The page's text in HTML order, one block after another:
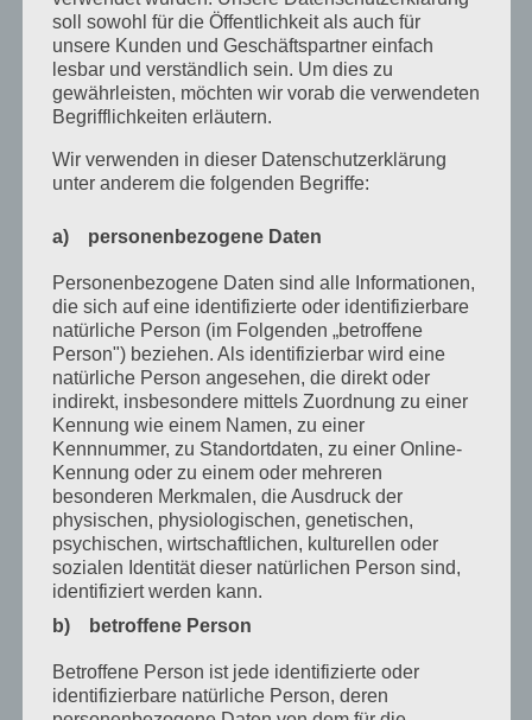
Dezember 2022
November 2022
Oktober 2022
August 2022
Juli 2022
Februar 2022
Januar 2022
Dezember 2021
Oktober 2021
September 2021
Mai 2021
März 2021
Oktober 2020
soll sowohl für die Öffentlichkeit als auch für
unsere Kunden und Geschäftspartner einfach
lesbar und verständlich sein. Um dies zu
gewährleisten, möchten wir vorab die verwendeten
Begrifflichkeiten erläutern.
Wir verwenden in dieser Datenschutzerklärung
unter anderem die folgenden Begriffe:
a) personenbezogene Daten
Personenbezogene Daten sind alle Informationen,
die sich auf eine identifizierte oder identifizierbare
natürliche Person (im Folgenden „betroffene
Person") beziehen. Als identifizierbar wird eine
natürliche Person angesehen, die direkt oder
indirekt, insbesondere mittels Zuordnung zu einer
Kennung wie einem Namen, zu einer
Kennnummer, zu Standortdaten, zu einer Online-
Kennung oder zu einem oder mehreren
besonderen Merkmalen, die Ausdruck der
physischen, physiologischen, genetischen,
psychischen, wirtschaftlichen, kulturellen oder
sozialen Identität dieser natürlichen Person sind,
identifiziert werden kann.
b) betroffene Person
Betroffene Person ist jede identifizierte oder
identifizierbare natürliche Person, deren